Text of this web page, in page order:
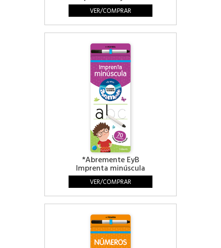
VER/COMPRAR
*Abremente EyB
Imprenta minúscula
VER/COMPRAR